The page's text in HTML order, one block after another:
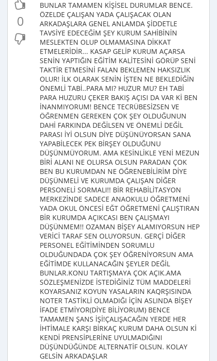
0
BUNLAR TAMAMEN KİŞİSEL DURUMLAR BENCE.
ÖZELDE ÇALIŞAN YADA ÇALIŞACAK OLAN
ARKADAŞLARA GENEL ANLAMDA ŞİDDETLE
TAVSİYE EDECEĞİM ŞEY KURUM SAHİBİNİN
MESLEKTEN OLUP OLMAMASINA DİKKAT
ETMELERİDİR... KASAP GELİP KURUM AÇARSA
SENİN YAPTIĞIN EĞİTİM KALİTESİNİ GÖRÜP SENİ
TAKTİR ETMESİNİ FALAN BEKLEMEN HAKSIZLIK
OLUR! İLK OLARAK SENİN İŞTEN NE BEKLEDİĞİN
ÖNEMLİ TABİ..PARA MI? HUZUR MU? EH TABİ
PARA HUZURU ÇEKER BAKIŞ AÇISI DA VAR Kİ BEN
İNANMIYORUM! BENCE TECRÜBESİZSEN VE
ÖĞRENMEN GEREKEN ÇOK ŞEY OLDUĞUNUN
DAHİ FARKINDA DEĞİLSEN VE ÖNEMLİ DEĞİL
PARASI İYİ OLSUN DİYE DÜŞÜNÜYORSAN SANA
YAPABİLECEK PEK BİRŞEY OLDUĞUNU
DÜŞÜNMÜYORUM. AMA KESİNLİKLE YENİ MEZUN
BİRİ ALANI NE OLURSA OLSUN PARADAN ÇOK
BEN BU KURUMDAN NE ÖĞRENEBİLİRİM DİYE
DÜŞÜNMELİ VE KURUMDA ÇALIŞAN DİĞER
PERSONELİ SORMALI!! BİR REHABİLİTASYON
MERKEZİNDE SADECE ANAOKULU ÖĞRETMENİ
YADA OKUL ÖNCESİ EĞT ÖĞRETMENİ ÇALIŞTIRAN
BİR KURUMDA AÇIKCASI BEN ÇALIŞMAYI
DÜŞÜNMEM!! OZAMAN BİŞEY ALAMIYORSUN HEP
VERİCİ TARAF SEN OLUYORSUN. GERÇİ DİĞER
PERSONEL EĞİTİMİNDEN SORUMLU
OLDUĞUNDADA ÇOK ŞEY ÖĞRENİYORSUN AMA
EĞİTİMDE KULLANACAĞIN ŞEYLER DEĞİL
BUNLAR.KONU TARTIŞMAYA ÇOK AÇIK.AMA
SÖZLEŞMENİZDE İSTEDİĞİNİZ TÜM MADDELERİ
KOYARSANIZ KOYUN YASALARIN KAQRŞISINDA
NOTER TASTİKLİ OLMADIĞI İÇİN ASLINDA BİŞEY
İFADE ETMİYOR(DİYE BİLİYORUM) BENCE
TAMAMEN ŞANS İŞİ!ÇALIŞACAĞIN YERDE HER
İHTİMALE KARŞI BİRKAÇ KURUM DAHA OLSUN Kİ
KENDİ PRENSİPLERİNE UYULMADIĞINI
DÜŞÜNDÜĞÜNDE ALTERNATİF OLSUN. KOLAY
GELSİN ARKADAŞLAR